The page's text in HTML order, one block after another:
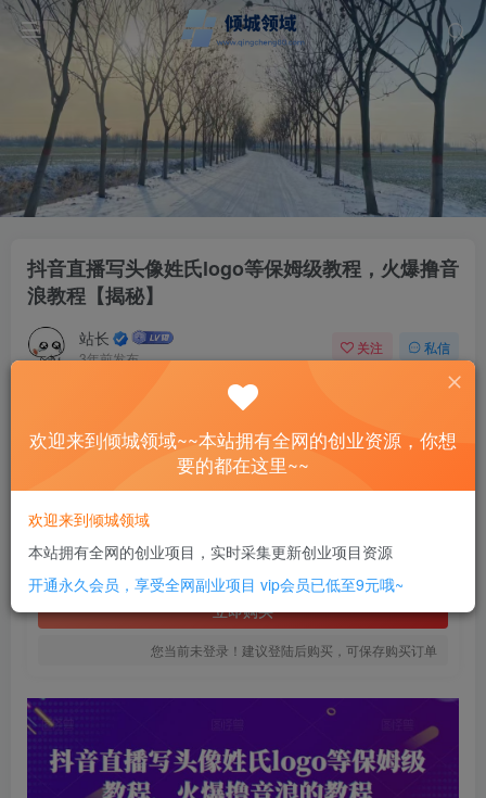
抖音直播写头像姓氏logo等保姆级教程，火爆撸音
浪教程【揭秘】
站长
3年前发布
关注 私信
抖音直播写头像姓氏logo等保姆级教程，火爆撸音浪教程【揭秘】
此内容为付费资源，请付费后查看
SVIP全站会员 免费
立即购买
您当前未登录！建议登陆后购买，可保存购买订单
欢迎来到倾城领域~~本站拥有全网的创业资源，你想
要的都在这里~~
欢迎来到倾城领域
本站拥有全网的创业项目，实时采集更新创业项目资源
开通永久会员，享受全网副业项目 vip会员已低至9元哦~